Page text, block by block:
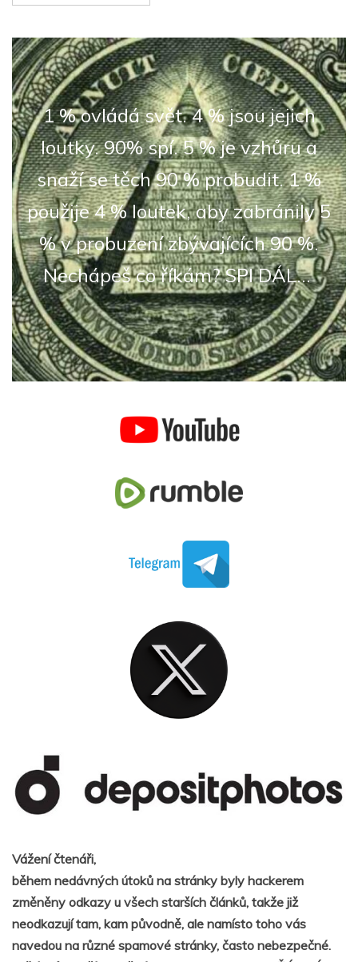
1 % ovládá svět. 4 % jsou jejich
loutky. 90% spí. 5 % je vzhůru a
snaží se těch 90 % probudit. 1 %
použije 4 % loutek, aby zabránily 5
% v probuzení zbývajících 90 %.
Nechápeš co říkám? SPI DÁL...
Vážení čtenáři,
během nedávných útoků na stránky byly hackerem
změněny odkazy u všech starších článků, takže již
neodkazují tam, kam původně, ale namísto toho vás
navedou na různé spamové stránky, často nebezpečné.